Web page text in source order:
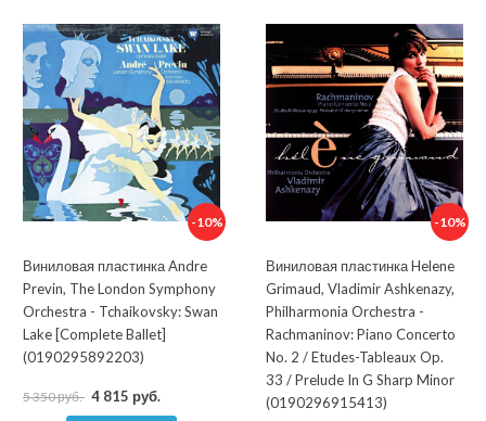
-10%
Виниловая пластинка Andre
Previn, The London Symphony
Orchestra - Tchaikovsky: Swan
Lake [Complete Ballet]
(0190295892203)
5 350 руб. 4 815 руб.
-10%
Виниловая пластинка Helene
Grimaud, Vladimir Ashkenazy,
Philharmonia Orchestra -
Rachmaninov: Piano Concerto
No. 2 / Etudes-Tableaux Op.
33 / Prelude In G Sharp Minor
(0190296915413)